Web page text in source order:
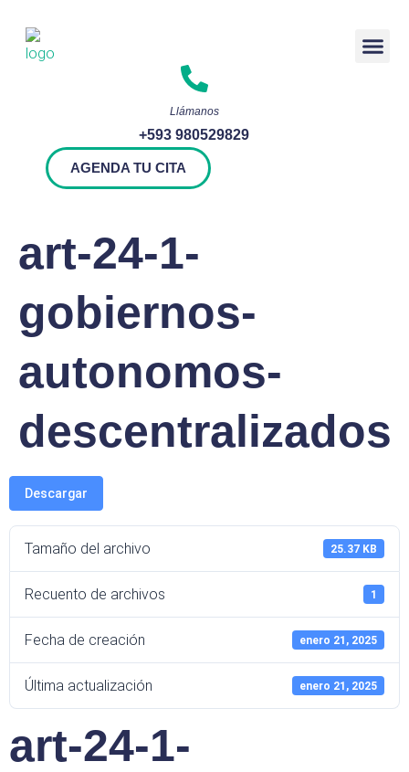
Llámanos
+593 980529829
AGENDA TU CITA
art-24-1-
gobiernos-
autonomos-
descentralizados
Descargar
Tamaño del archivo 25.37 KB
Recuento de archivos 1
Fecha de creación enero 21, 2025
Última actualización enero 21, 2025
art-24-1-